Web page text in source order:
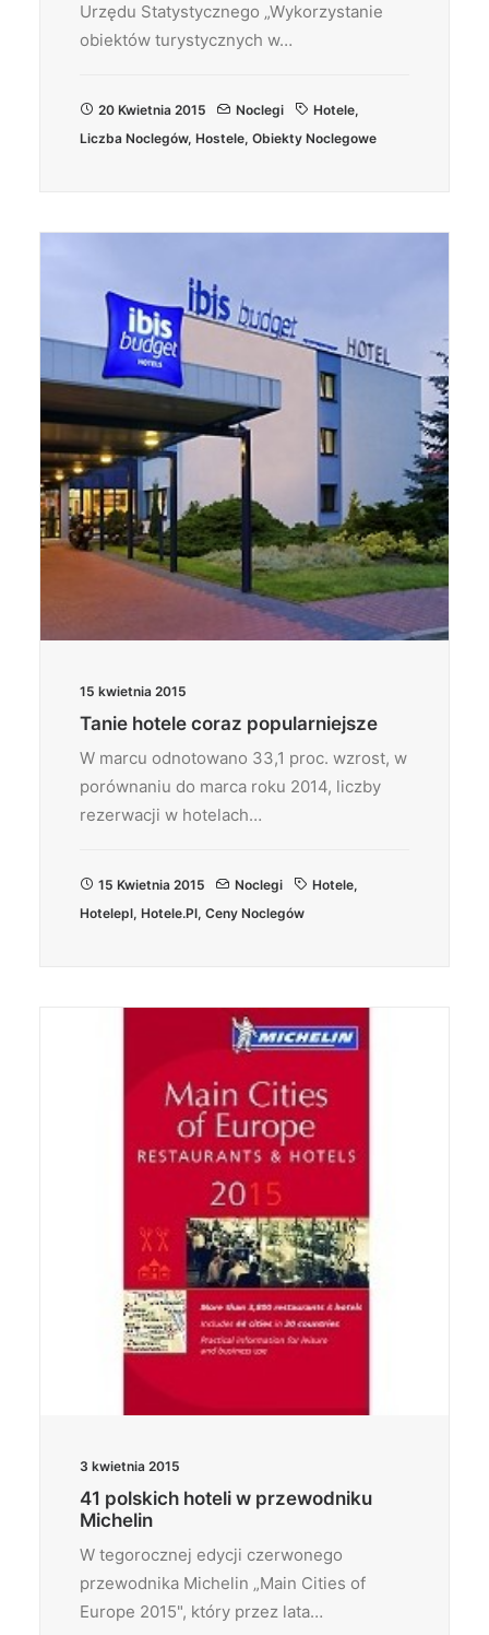
Urzędu Statystycznego „Wykorzystanie
obiektów turystycznych w…
20 Kwietnia 2015 Noclegi Hotele,
Liczba Noclegów, Hostele, Obiekty Noclegowe
15 kwietnia 2015
Tanie hotele coraz popularniejsze
W marcu odnotowano 33,1 proc. wzrost, w
porównaniu do marca roku 2014, liczby
rezerwacji w hotelach…
15 Kwietnia 2015 Noclegi Hotele,
Hotelepl, Hotele.pl, Ceny Noclegów
3 kwietnia 2015
41 polskich hoteli w przewodniku
Michelin
W tegorocznej edycji czerwonego
przewodnika Michelin „Main Cities of
Europe 2015", który przez lata…